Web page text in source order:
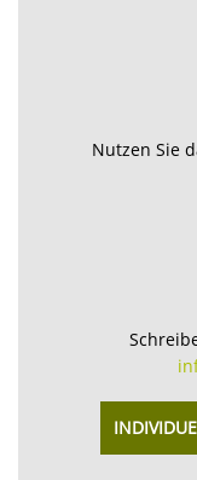
Nutzen Sie